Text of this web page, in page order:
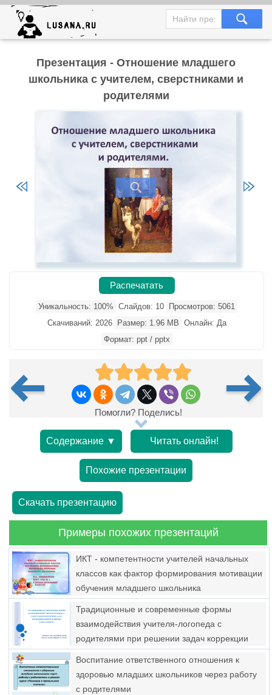
Презентация - Отношение младшего
школьника с учителем, сверстниками и
родителями
Распечатать
Уникальность: 100% Слайдов: 10
Просмотров: 5061
Скачиваний: 2026
Размер: 1.96 MB Онлайн: Да
Формат: ppt / pptx
Помогли? Поделись!
Содержание ▼ Читать онлайн!
Похожие презентации
Скачать презентацию
Примеры похожих презентаций
ИКТ - компетентности учителей начальных
классов как фактор формирования мотивации
обучения младшего школьника
Традиционные и современные формы
взаимодействия учителя-логопеда с
родителями при решении задач коррекции
Воспитание ответственного отношения к
здоровью младших школьников через работу
с родителями